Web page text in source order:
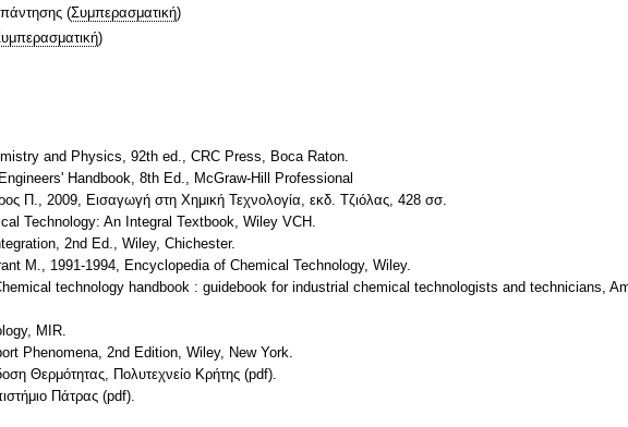
(Συμπερασματική)
)
and Physics, 92th ed., CRC Press, Boca Raton.
Handbook, 8th Ed., McGraw-Hill Professional
Π., 2009, Εισαγωγή στη Χημική Τεχνολογία, εκδ. Τζιόλας, 428 σσ.
Technology: An Integral Textbook, Wiley VCH.
2nd Ed., Wiley, Chichester.
M., 1991-1994, Encyclopedia of Chemical Technology, Wiley.
technology handbook : guidebook for industrial chemical technologists and technicians,
MIR.
Phenomena, 2nd Edition, Wiley, New York.
Θερμότητας, Πολυτεχνείο Κρήτης (pdf).
Πάτρας (pdf).